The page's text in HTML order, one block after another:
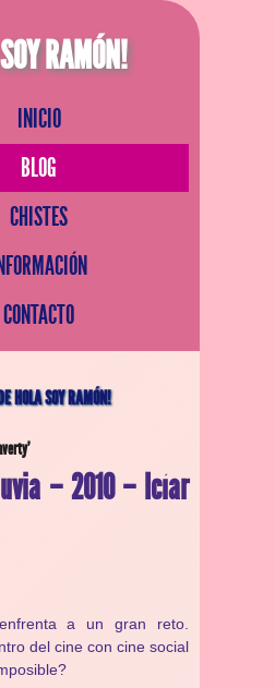
RAMÓN!
INICIO
BLOG
CHISTES
INFORMACIÓN
CONTACTO
HOLA SOY RAMÓN!
– 2010 – Icíar
a un gran reto.
del cine con cine social